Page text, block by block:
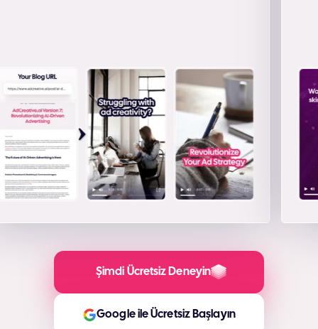
Şimdi Ücretsiz Deneyin
Google ile Ücretsiz Başlayın